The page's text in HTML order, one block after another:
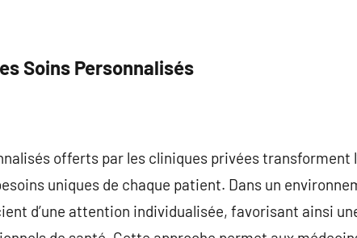
Soins Personnalisés
offerts par les cliniques privées transforment
uniques de chaque patient. Dans un
d’une attention individualisée, favorisant ainsi